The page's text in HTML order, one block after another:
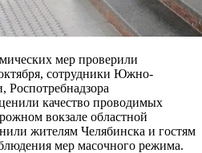
мер проверили
сотрудники Южно-
Роспотребнадзора
качество проводимых
вокзале областной
жителям Челябинска и гостям
мер масочного режима.